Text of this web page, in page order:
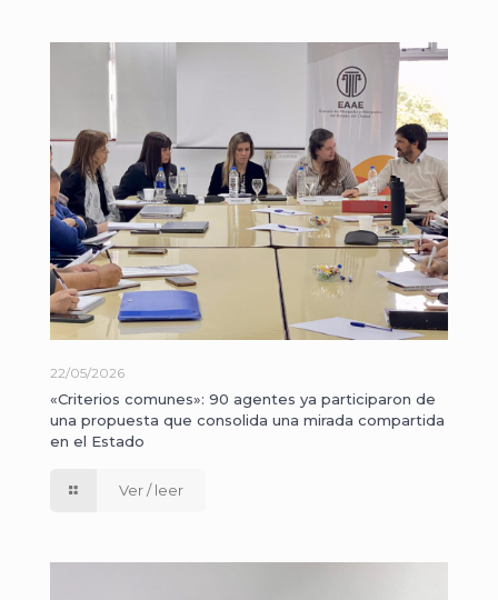
22/05/2026
«Criterios comunes»: 90 agentes ya participaron de
una propuesta que consolida una mirada compartida
en el Estado
Ver / leer